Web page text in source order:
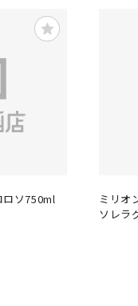
ロソ750ml
ミリオ
ソレラ